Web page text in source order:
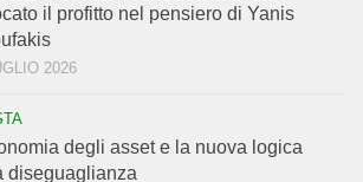
il profitto nel pensiero di Yanis
2026
degli asset e la nuova logica
diseguaglianza